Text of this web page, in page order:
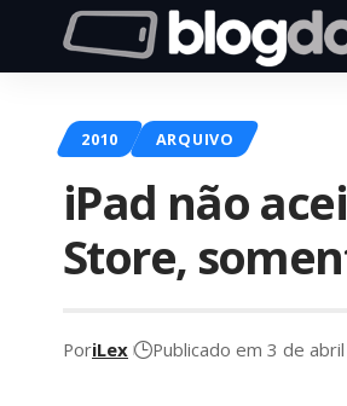
2010 ARQUIVO
iPad não
Store,
PoriLex Publicado em 3 de